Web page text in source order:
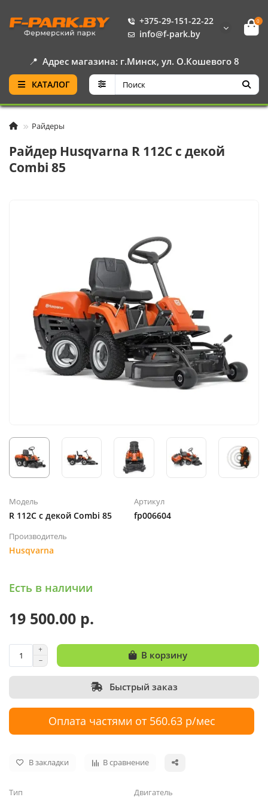
+375-29-151-22-22
info@f-park.by
0
📍 Адрес магазина: г.Минск, ул. О.Кошевого 8
КАТАЛОГ
Райдеры
Райдер Husqvarna R 112С с декой
Combi 85
Модель
R 112С с декой Combi 85
Артикул
fp006604
Производитель
Husqvarna
Есть в наличии
19 500.00 р.
В корзину
Быстрый заказ
Оплата частями от 560.63 р/мес
В закладки В сравнение
Тип Двигатель